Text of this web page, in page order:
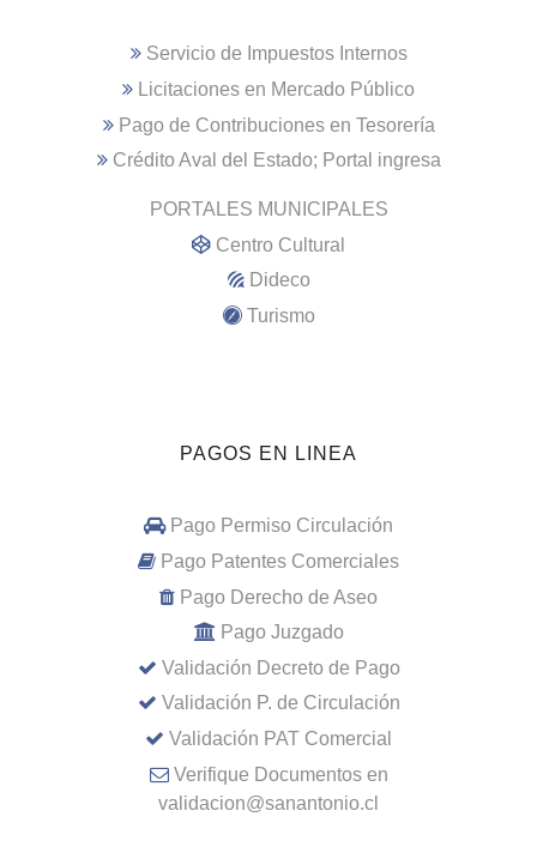
Servicio de Impuestos Internos
Licitaciones en Mercado Público
Pago de Contribuciones en Tesorería
Crédito Aval del Estado; Portal ingresa
PORTALES MUNICIPALES
Centro Cultural
Dideco
Turismo
PAGOS EN LINEA
Pago Permiso Circulación
Pago Patentes Comerciales
Pago Derecho de Aseo
Pago Juzgado
Validación Decreto de Pago
Validación P. de Circulación
Validación PAT Comercial
Verifique Documentos en
validacion@sanantonio.cl